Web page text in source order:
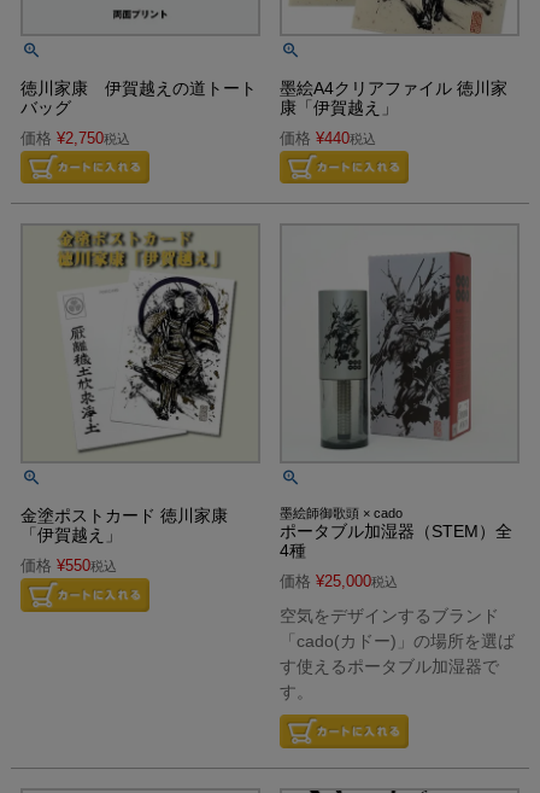
徳川家康 伊賀越えの道トート
バッグ
価格 ¥2,750税込
墨絵A4クリアファイル 徳川家
康「伊賀越え」
価格 ¥440税込
金塗ポストカード 徳川家康
「伊賀越え」
価格 ¥550税込
墨絵師御歌頭 × cado
ポータブル加湿器（STEM）全
4種
価格 ¥25,000税込
空気をデザインするブランド
「cado(カドー)」の場所を選ば
す使えるポータブル加湿器で
す。